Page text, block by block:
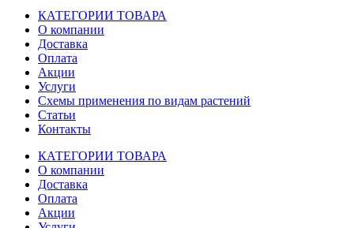
КАТЕГОРИИ ТОВАРА
О компании
Доставка
Оплата
Акции
Услуги
Схемы применения по видам растений
Статьи
Контакты
КАТЕГОРИИ ТОВАРА
О компании
Доставка
Оплата
Акции